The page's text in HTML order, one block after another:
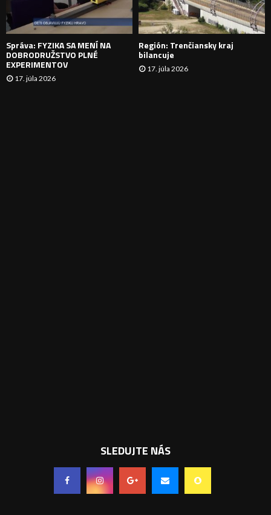
I
E
Správa: FYZIKA SA MENÍ NA
DOBRODRUŽSTVO PLNÉ
EXPERIMENTOV
17. júla 2026
Región: Trenčiansky kraj
bilancuje
17. júla 2026
SLEDUJTE NÁS